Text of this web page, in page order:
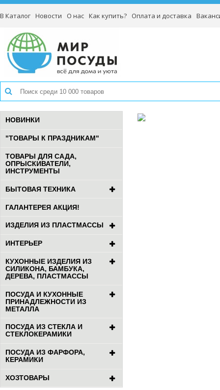
В Каталог Новости О нас Как купить? Оплата и доставка
НОВИНКИ
"ТОВАРЫ К ПРАЗДНИКАМ"
ТОВАРЫ ДЛЯ САДА,
ОПРЫСКИВАТЕЛИ,
ИНСТРУМЕНТЫ
БЫТОВАЯ ТЕХНИКА
ГАЛАНТЕРЕЯ АКЦИЯ!
ИЗДЕЛИЯ ИЗ ПЛАСТМАССЫ
ИНТЕРЬЕР
КУХОННЫЕ ИЗДЕЛИЯ ИЗ
СИЛИКОНА, БАМБУКА,
ДЕРЕВА, ПЛАСТМАССЫ
ПОСУДА И КУХОННЫЕ
ПРИНАДЛЕЖНОСТИ ИЗ
МЕТАЛЛА
ПОСУДА ИЗ СТЕКЛА И
СТЕКЛОКЕРАМИКИ
ПОСУДА ИЗ ФАРФОРА,
КЕРАМИКИ
ХОЗТОВАРЫ